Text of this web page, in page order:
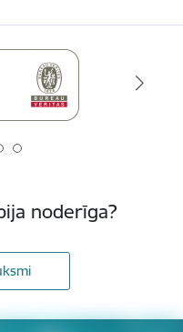
noderīga?